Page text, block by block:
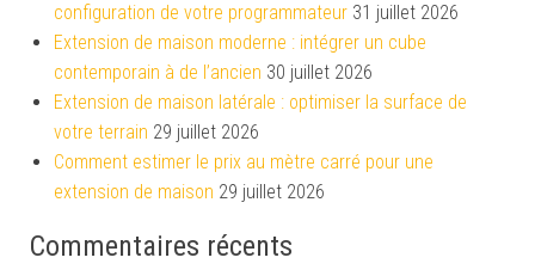
configuration de votre programmateur 31 juillet 2026
Extension de maison moderne : intégrer un cube
contemporain à de l’ancien 30 juillet 2026
Extension de maison latérale : optimiser la surface de
votre terrain 29 juillet 2026
Comment estimer le prix au mètre carré pour une
extension de maison 29 juillet 2026
Commentaires récents